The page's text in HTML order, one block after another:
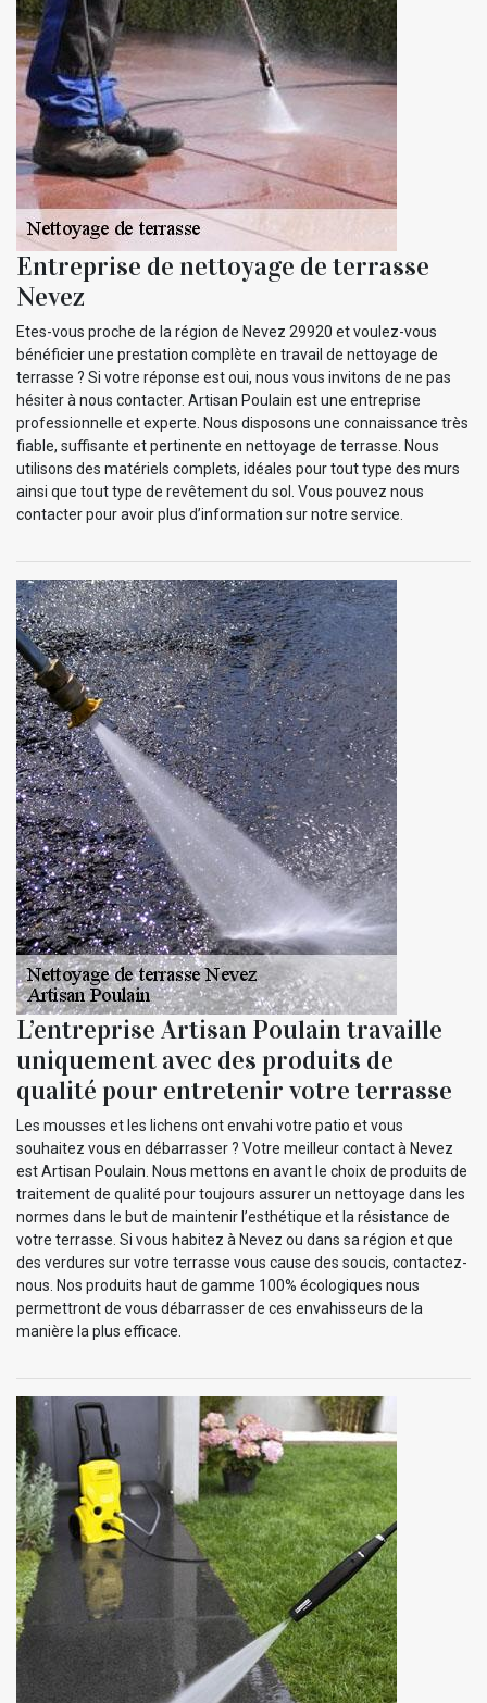
Entreprise de nettoyage de terrasse
Nevez
Etes-vous proche de la région de Nevez 29920 et voulez-vous
bénéficier une prestation complète en travail de nettoyage de
terrasse ? Si votre réponse est oui, nous vous invitons de ne pas
hésiter à nous contacter. Artisan Poulain est une entreprise
professionnelle et experte. Nous disposons une connaissance très
fiable, suffisante et pertinente en nettoyage de terrasse. Nous
utilisons des matériels complets, idéales pour tout type des murs
ainsi que tout type de revêtement du sol. Vous pouvez nous
contacter pour avoir plus d’information sur notre service.
L’entreprise Artisan Poulain travaille
uniquement avec des produits de
qualité pour entretenir votre terrasse
Les mousses et les lichens ont envahi votre patio et vous
souhaitez vous en débarrasser ? Votre meilleur contact à Nevez
est Artisan Poulain. Nous mettons en avant le choix de produits de
traitement de qualité pour toujours assurer un nettoyage dans les
normes dans le but de maintenir l’esthétique et la résistance de
votre terrasse. Si vous habitez à Nevez ou dans sa région et que
des verdures sur votre terrasse vous cause des soucis, contactez-
nous. Nos produits haut de gamme 100% écologiques nous
permettront de vous débarrasser de ces envahisseurs de la
manière la plus efficace.